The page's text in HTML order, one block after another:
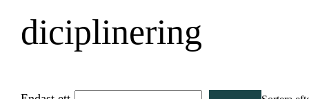
diciplinering